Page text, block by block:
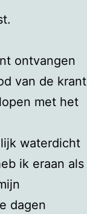
ontvangen
van de krant
met het
waterdicht
ik eraan als
dagen